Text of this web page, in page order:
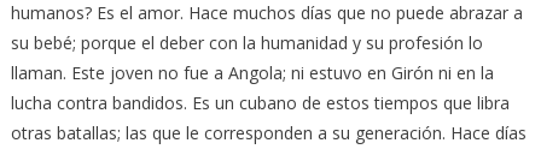
humanos? Es el amor. Hace muchos días que no puede abrazar a
su bebé; porque el deber con la humanidad y su profesión lo
llaman. Este joven no fue a Angola; ni estuvo en Girón ni en la
lucha contra bandidos. Es un cubano de estos tiempos que libra
otras batallas; las que le corresponden a su generación. Hace días